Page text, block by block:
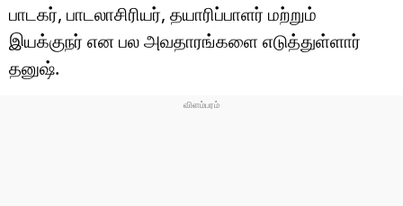
பாடகர், பாடலாசிரியர், தயாரிப்பாளர் மற்றும்
இயக்குநர் என பல அவதாரங்களை எடுத்துள்ளார்
தனுஷ்.